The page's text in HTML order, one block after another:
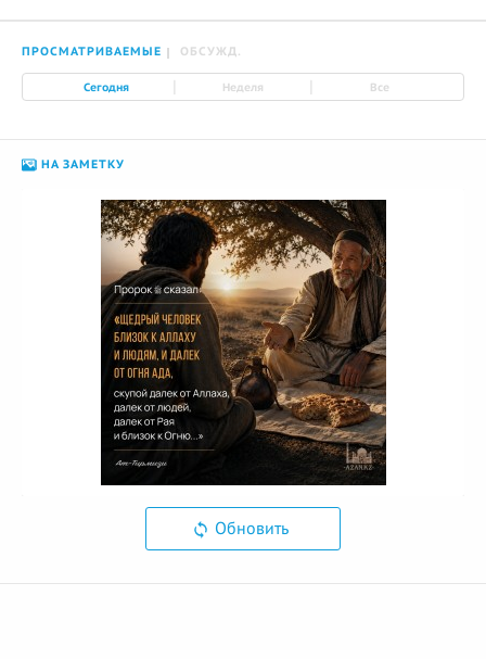
ПРОСМАТРИВАЕМЫЕ ОБСУЖД.
Сегодня Неделя Все
НА ЗАМЕТКУ
Обновить